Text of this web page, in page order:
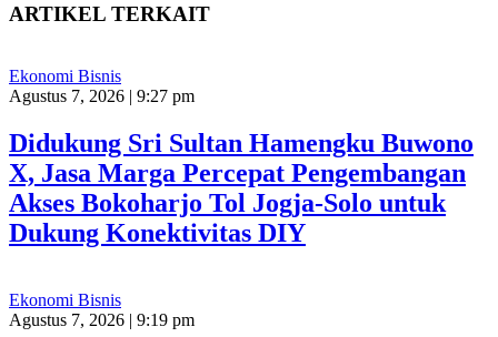
ARTIKEL TERKAIT
Ekonomi Bisnis
Agustus 7, 2026 | 9:27 pm
Didukung Sri Sultan Hamengku Buwono
X, Jasa Marga Percepat Pengembangan
Akses Bokoharjo Tol Jogja-Solo untuk
Dukung Konektivitas DIY
Ekonomi Bisnis
Agustus 7, 2026 | 9:19 pm